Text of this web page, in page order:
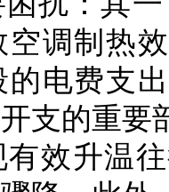
调制热
电费支
支的重要
有效升温